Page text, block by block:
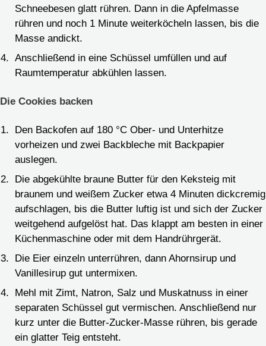
Schneebesen glatt rühren. Dann in die Apfelmasse
rühren und noch 1 Minute weiterköcheln lassen, bis die
Masse andickt.
Anschließend in eine Schüssel umfüllen und auf
Raumtemperatur abkühlen lassen.
Die Cookies backen
Den Backofen auf 180 °C Ober- und Unterhitze
vorheizen und zwei Backbleche mit Backpapier
auslegen.
Die abgekühlte braune Butter für den Keksteig mit
braunem und weißem Zucker etwa 4 Minuten dickcremig
aufschlagen, bis die Butter luftig ist und sich der Zucker
weitgehend aufgelöst hat. Das klappt am besten in einer
Küchenmaschine oder mit dem Handrührgerät.
Die Eier einzeln unterrühren, dann Ahornsirup und
Vanillesirup gut untermixen.
Mehl mit Zimt, Natron, Salz und Muskatnuss in einer
separaten Schüssel gut vermischen. Anschließend nur
kurz unter die Butter-Zucker-Masse rühren, bis gerade
ein glatter Teig entsteht.